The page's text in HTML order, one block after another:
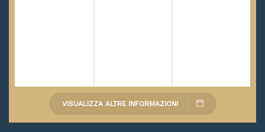
VISUALIZZA ALTRE INFORMAZIONI